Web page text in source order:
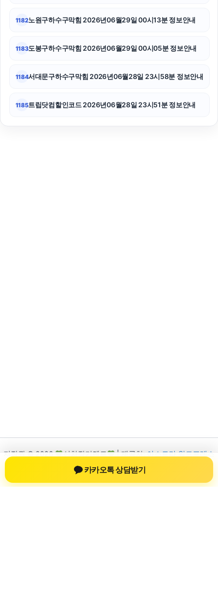
1182노원구하수구막힘 2026년06월29일 00시13분 정보안내
1183도봉구하수구막힘 2026년06월29일 00시05분 정보안내
1184서대문구하수구막힘 2026년06월28일 23시58분 정보안내
1185트립닷컴할인코드 2026년06월28일 23시51분 정보안내
저작권 © 2026 신차장기렌트 | 제공처:
아스트라 워드프레스
테마
카카오톡 상담받기